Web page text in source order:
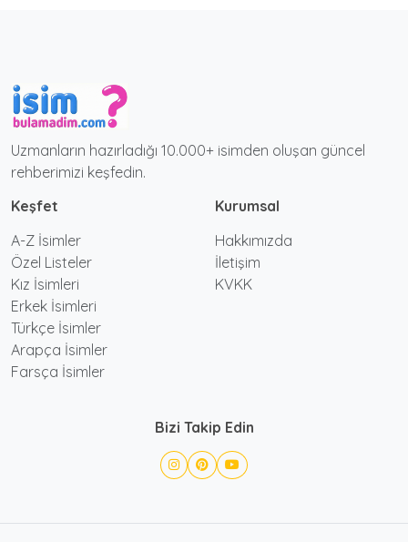
Uzmanların hazırladığı 10.000+ isimden oluşan güncel
rehberimizi keşfedin.
Keşfet
A-Z İsimler
Özel Listeler
Kız İsimleri
Erkek İsimleri
Türkçe İsimler
Arapça İsimler
Farsça İsimler
Kurumsal
Hakkımızda
İletişim
KVKK
Bizi Takip Edin